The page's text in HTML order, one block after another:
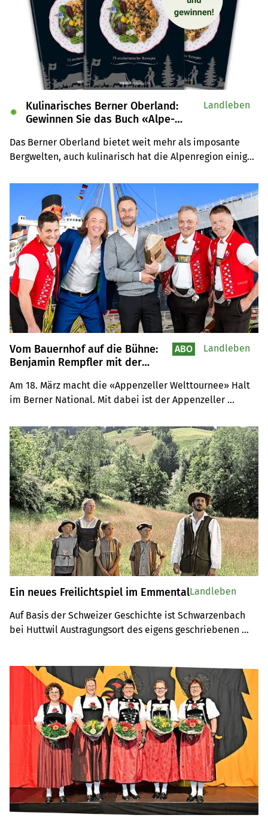
Kulinarisches Berner Oberland:
Gewinnen Sie das Buch «Alpe-
Das Berner Oberland bietet weit mehr als imposante
Bergwelten, auch kulinarisch hat die Alpenregion einiges
«Alpe-Chuchi – Berner Oberland» vom Weber Verlag.
✹
Landleben
Vom Bauernhof auf die Bühne:
Benjamin Rempfler mit der
Berner National
Am 18. März macht die «Appenzeller Welttournee» Halt
im Berner National. Mit dabei ist der Appenzeller
Stallarbeit und Konzertbühne pendelt und mit Hackbrett
und Piano traditionelle Klänge mit weltmusikalischen
Einflüssen verbindet.
ABO Landleben
Ein neues Freilichtspiel im Emmental
Auf Basis der Schweizer Geschichte ist Schwarzenbach
bei Huttwil Austragungsort des eigens geschriebenen
Landleben